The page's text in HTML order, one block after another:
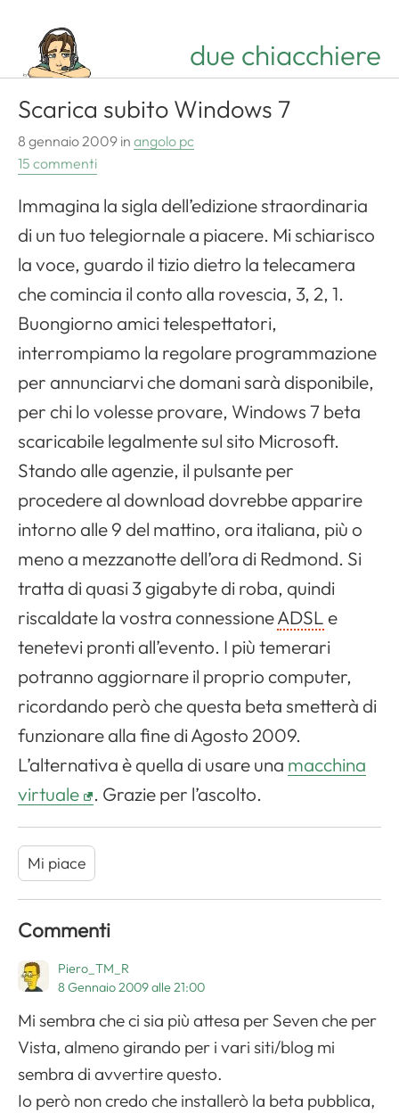
due chiacchiere
Scarica subito Windows 7
8 gennaio 2009 in angolo pc
15 commenti
Immagina la sigla dell’edizione straordinaria
di un tuo telegiornale a piacere. Mi schiarisco
la voce, guardo il tizio dietro la telecamera
che comincia il conto alla rovescia, 3, 2, 1.
Buongiorno amici telespettatori,
interrompiamo la regolare programmazione
per annunciarvi che domani sarà disponibile,
per chi lo volesse provare, Windows7 beta
scaricabile legalmente sul sito Microsoft.
Stando alle agenzie, il pulsante per
procedere al download dovrebbe apparire
intorno alle 9 del mattino, ora italiana, più o
meno a mezzanotte dell’ora di Redmond. Si
tratta di quasi 3 gigabyte di roba, quindi
riscaldate la vostra connessioneADSLe
tenetevi pronti all’evento. I più temerari
potranno aggiornare il proprio computer,
ricordando però che questa beta smetterà di
funzionare alla fine di Agosto 2009.
L’alternativa è quella di usare una macchina
virtuale
. Grazie per l’ascolto.
Mi piace
Commenti
Piero_TM_R
8 Gennaio 2009 alle 21:00
Mi sembra che ci sia più attesa per Seven che per
Vista, almeno girando per i vari siti/blog mi
sembra di avvertire questo.
Io però non credo che installerò la beta pubblica,